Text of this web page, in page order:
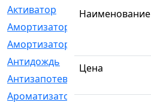
Активатор
[1]
Амортизатор
Амортизаторы
Антидождь
Антизапотеватель
Ароматизатор
[35]
Наименование
Цена